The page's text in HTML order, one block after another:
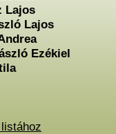
Lajos
Lajos
Ezékiel